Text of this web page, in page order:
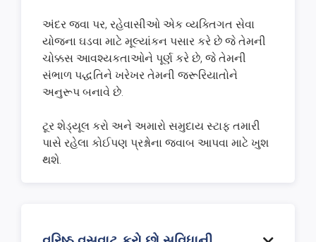
અંદર જવા પર, રહેવાસીઓ એક વ્યક્તિગત સેવા
યોજના ઘડવા માટે મૂલ્યાંકન પસાર કરે છે જે તેમની
ચોક્કસ આવશ્યકતાઓને પૂર્ણ કરે છે, જે તેમની
સંભાળ પદ્ધતિને ખરેખર તેમની જરૂરિયાતોને
અનુરૂપ બનાવે છે.
ટૂર શેડ્યૂલ કરો અને અમારો સમુદાય સ્ટાફ તમારી
પાસે રહેલા કોઈપણ પ્રશ્નોના જવાબ આપવા માટે ખુશ
થશે.